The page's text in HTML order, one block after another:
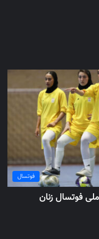
فوتسال
فوتسال زنان